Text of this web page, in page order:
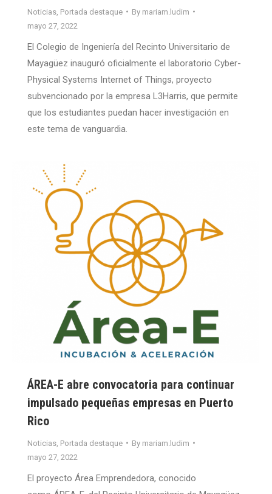
Noticias Portada destaque By mariam.ludim
mayo 27, 2022
El Colegio de Ingeniería del Recinto Universitario de
Mayagüez inauguró oficialmente el laboratorio Cyber-
Physical Systems Internet of Things, proyecto
subvencionado por la empresa L3Harris, que permite
que los estudiantes puedan hacer investigación en
este tema de vanguardia.
ÁREA-E abre convocatoria para continuar
impulsado pequeñas empresas en Puerto
Rico
Noticias Portada destaque By mariam.ludim
mayo 27, 2022
El proyecto Área Emprendedora, conocido